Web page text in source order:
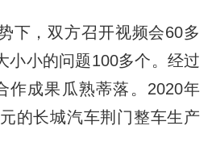
，双方召开视频会60多
小小的问题100多个。经过
作成果瓜熟蒂落。2020年
的长城汽车荆门整车生产